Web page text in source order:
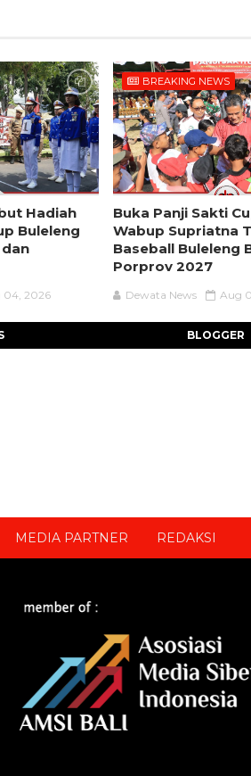
Hadiah
Buleleng
04, 2026
BREAKING NEWS
Buka Panji Sakti
Wabup Supriatna
Baseball Buleleng
Porprov 2027
Dewata News Aug
BLOGGER
MEDIA PARTNER REDAKSI